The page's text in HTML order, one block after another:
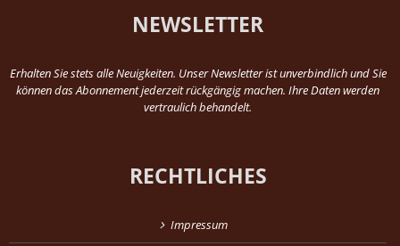
NEWSLETTER
Erhalten Sie stets alle Neuigkeiten. Unser Newsletter ist unverbindlich und Sie
können das Abonnement jederzeit rückgängig machen. Ihre Daten werden
vertraulich behandelt.
RECHTLICHES
Impressum